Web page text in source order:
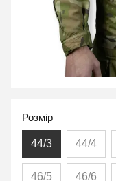
Розмір
44/3 44/4
46/5 46/6